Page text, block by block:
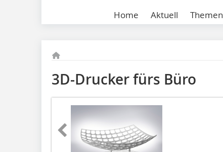
Home Aktuell Themen
3D-Drucker fürs Büro